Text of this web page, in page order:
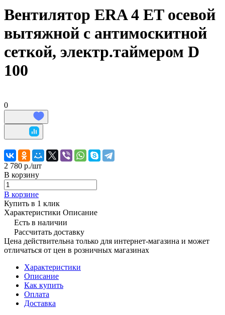
Вентилятор ERA 4 ET осевой
вытяжной с антимоскитной
сеткой, электр.таймером D
100
0
2 780 р./шт
В корзину
В корзине
Купить в 1 клик
Характеристики Описание
Есть в наличии
Рассчитать доставку
Цена действительна только для интернет-магазина и может
отличаться от цен в розничных магазинах
Характеристики
Описание
Как купить
Оплата
Доставка